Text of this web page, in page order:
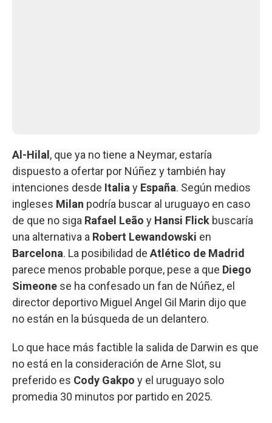
Al-Hilal , que ya no tiene a Neymar, estaría
dispuesto a ofertar por Núñez y también hay
intenciones desde Italia y España. Según medios
ingleses Milan podría buscar al uruguayo en caso
de que no siga Rafael Leão y Hansi Flick buscaría
una alternativa a Robert Lewandowski en
Barcelona. La posibilidad de Atlético de Madrid
parece menos probable porque, pese a que Diego
Simeone se ha confesado un fan de Núñez, el
director deportivo Miguel Angel Gil Marin dijo que
no están en la búsqueda de un delantero.
Lo que hace más factible la salida de Darwin es que
no está en la consideración de Arne Slot, su
preferido es Cody Gakpo y el uruguayo solo
promedia 30 minutos por partido en 2025.